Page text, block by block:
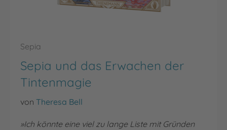
Sepia
Sepia und das Erwachen der
Tintenmagie
von Theresa Bell
»Ich könnte eine viel zu lange Liste mit Gründen